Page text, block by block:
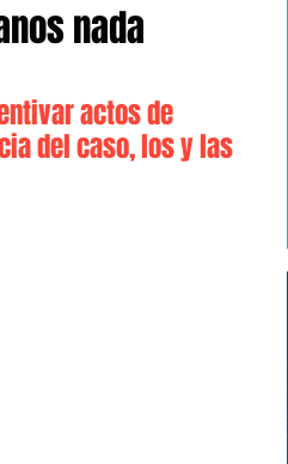
nada
actos de
del caso, los y las